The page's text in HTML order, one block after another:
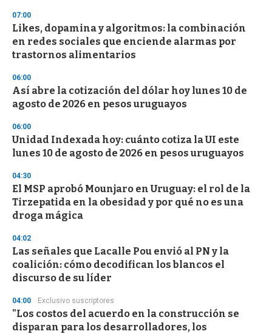
d
s
07:00
Likes, dopamina y algoritmos: la combinación
en redes sociales que enciende alarmas por
trastornos alimentarios
06:00
Así abre la cotización del dólar hoy lunes 10 de
agosto de 2026 en pesos uruguayos
06:00
Unidad Indexada hoy: cuánto cotiza la UI este
lunes 10 de agosto de 2026 en pesos uruguayos
04:30
El MSP aprobó Mounjaro en Uruguay: el rol de la
Tirzepatida en la obesidad y por qué no es una
droga mágica
04:02
Las señales que Lacalle Pou envió al PN y la
coalición: cómo decodifican los blancos el
discurso de su líder
04:00 Exclusivo suscriptores
"Los costos del acuerdo en la construcción se
disparan para los desarrolladores, los